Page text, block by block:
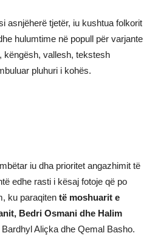
asnjëherë tjetër, iu kushtua folkorit
hulumtime në popull për varjante
këngësh, vallesh, tekstesh
pluhuri i kohës.
iu dha prioritet angazhimit të
edhe rasti i kësaj fotoje që po
ku paraqiten të moshuarit e
, Bedri Osmani dhe Halim
Aliçka dhe Qemal Basho.